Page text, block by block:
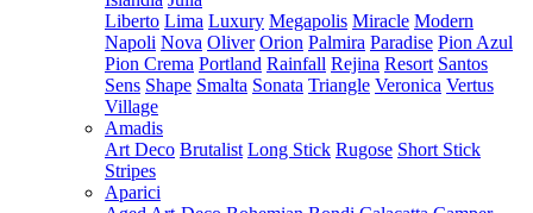
Liberto Lima Luxury Megapolis Miracle Modern
Napoli Nova Oliver Orion Palmira Paradise Pion Azul
Pion Crema Portland Rainfall Rejina Resort Santos
Sens Shape Smalta Sonata Triangle Veronica Vertus
Village
Amadis
Art Deco Brutalist Long Stick Rugose Short Stick
Stripes
Aparici